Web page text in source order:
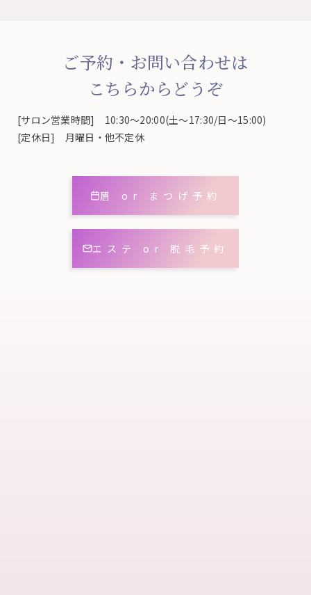
ご予約・お問い合わせは
こちらからどうぞ
[サロン営業時間] 10:30～20:00(土～17:30/日～15:00)
[定休日] 月曜日・他不定休
眉 or まつげ予約
エステ or 脱毛予約